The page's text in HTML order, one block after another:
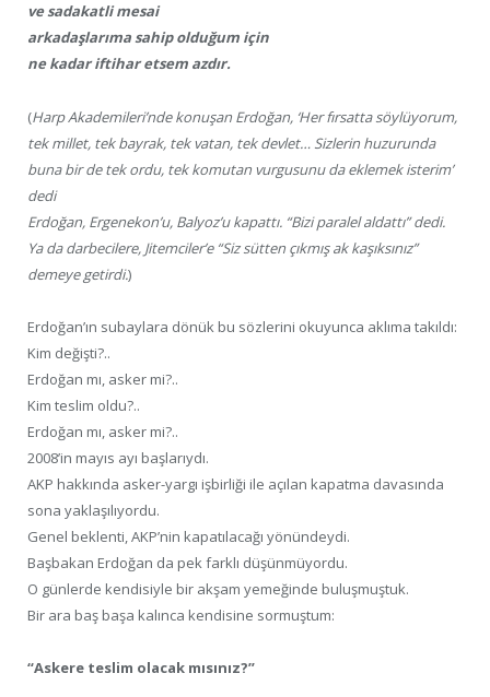
ve sadakatli mesai
arkadaşlarıma sahip olduğum için
ne kadar iftihar etsem azdır.
(Harp Akademileri’nde konuşan Erdoğan, ‘Her fırsatta söylüyorum,
tek millet, tek bayrak, tek vatan, tek devlet… Sizlerin huzurunda
buna bir de tek ordu, tek komutan vurgusunu da eklemek isterim’
dedi
Erdoğan, Ergenekon’u, Balyoz’u kapattı. “Bizi paralel aldattı” dedi.
Ya da darbecilere, Jitemciler’e “Siz sütten çıkmış ak kaşıksınız”
demeye getirdi.)
Erdoğan’ın subaylara dönük bu sözlerini okuyunca aklıma takıldı:
Kim değişti?..
Erdoğan mı, asker mi?..
Kim teslim oldu?..
Erdoğan mı, asker mi?..
2008’in mayıs ayı başlarıydı.
AKP hakkında asker-yargı işbirliği ile açılan kapatma davasında
sona yaklaşılıyordu.
Genel beklenti, AKP’nin kapatılacağı yönündeydi.
Başbakan Erdoğan da pek farklı düşünmüyordu.
O günlerde kendisiyle bir akşam yemeğinde buluşmuştuk.
Bir ara baş başa kalınca kendisine sormuştum:
“Askere teslim olacak mısınız?”